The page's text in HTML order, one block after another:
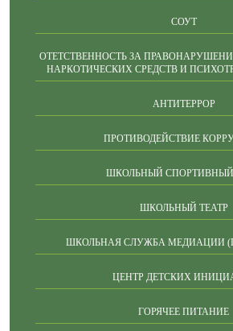
СОУТ
ОТЕТСТВЕННОСТЬ ЗА
НАРКОТИЧЕСКИХ СРЕДСТВ И
АНТИТЕРРОР
ПРОТИВОДЕЙСТВИЕ
ШКОЛЬНЫЙ
ШКОЛЬНЫЙ ТЕАТР
ШКОЛЬНАЯ СЛУЖБА МЕДИАЦИИ
ЦЕНТР ДЕТСКИХ
ГОРЯЧЕЕ ПИТАНИЕ